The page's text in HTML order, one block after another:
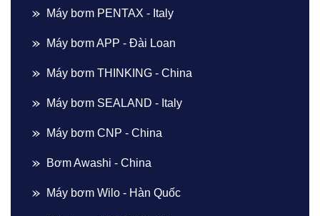
Máy bơm PENTAX - Italy
Máy bơm APP - Đài Loan
Máy bơm THINKING - China
Máy bơm SEALAND - Italy
Máy bơm CNP - China
Bơm Awashi - China
Máy bơm Wilo - Hàn Quốc